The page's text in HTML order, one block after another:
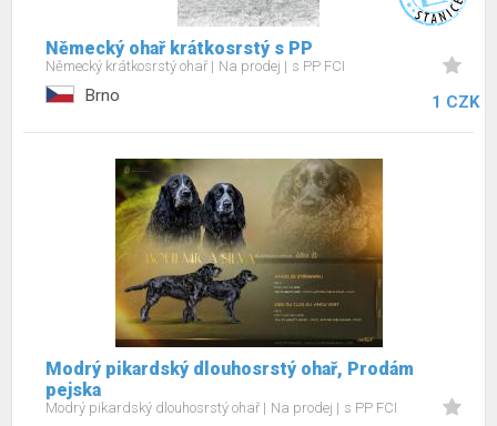
Německý ohař krátkosrstý s PP
Německý krátkosrstý ohař Na prodej s PP FCI
Brno 1 CZK
Modrý pikardský dlouhosrstý ohař, Prodám
pejska
Modrý pikardský dlouhosrstý ohař Na prodej s PP FCI